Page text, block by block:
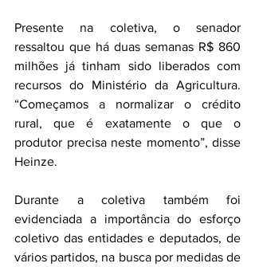
Presente na coletiva, o senador
ressaltou que há duas semanas R$ 860
milhões já tinham sido liberados com
recursos do Ministério da Agricultura.
“Começamos a normalizar o crédito
rural, que é exatamente o que o
produtor precisa neste momento”, disse
Heinze.
Durante a coletiva também foi
evidenciada a importância do esforço
coletivo das entidades e deputados, de
vários partidos, na busca por medidas de